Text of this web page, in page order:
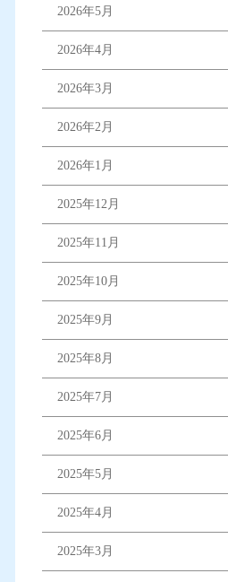
2026年5月
2026年4月
2026年3月
2026年2月
2026年1月
2025年12月
2025年11月
2025年10月
2025年9月
2025年8月
2025年7月
2025年6月
2025年5月
2025年4月
2025年3月